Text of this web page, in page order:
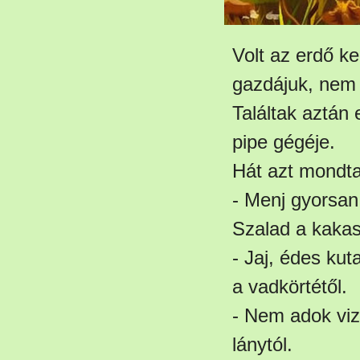
Volt az erdő
gazdájuk,
Találtak aztán
pipe gégéje.
Hát azt
- Menj
Szalad a
- Jaj, édes
a vadkörtétől.
- Nem adok
lánytól.